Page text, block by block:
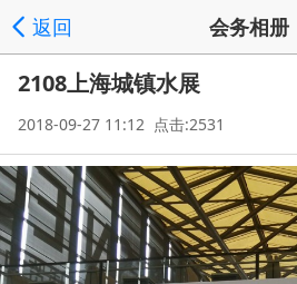
返回 会务相册
2108上海城镇水展
2018-09-27 11:12 点击:2531